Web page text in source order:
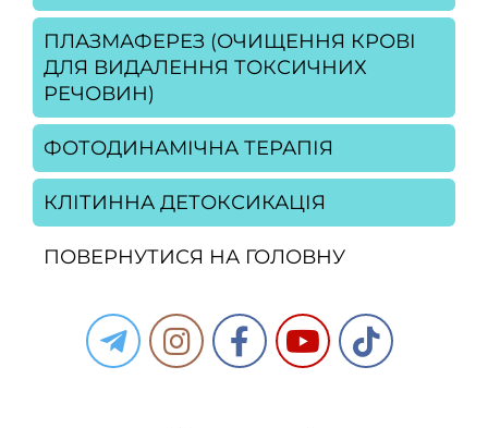
ПЛАЗМАФЕРЕЗ (ОЧИЩЕННЯ КРОВІ
ДЛЯ ВИДАЛЕННЯ ТОКСИЧНИХ
РЕЧОВИН)
ФОТОДИНАМІЧНА ТЕРАПІЯ
КЛІТИННА ДЕТОКСИКАЦІЯ
ПОВЕРНУТИСЯ НА ГОЛОВНУ